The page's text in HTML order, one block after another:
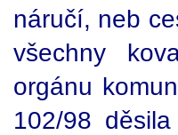
náručí, neb
všechny
orgánu
102/98